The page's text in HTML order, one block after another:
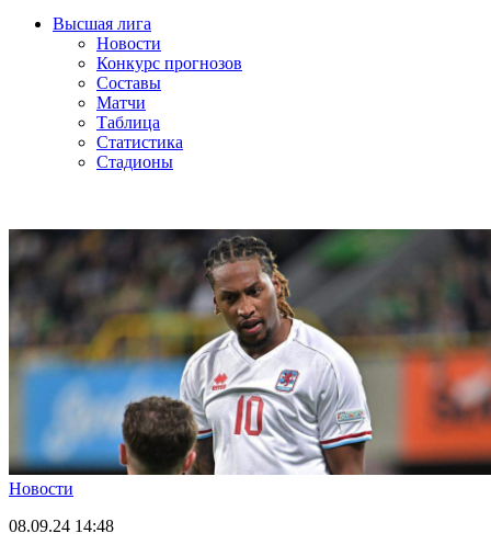
Высшая лига
Новости
Конкурс прогнозов
Составы
Матчи
Таблица
Статистика
Стадионы
Новости
08.09.24 14:48